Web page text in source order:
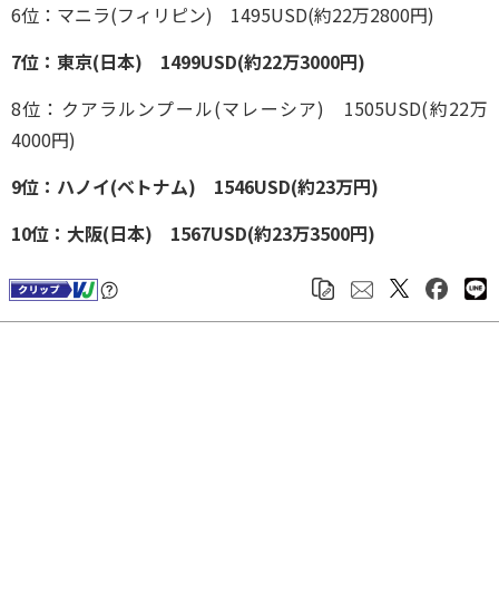
6位：マニラ(フィリピン) 1495USD(約22万2800円)
7位：東京(日本) 1499USD(約22万3000円)
8位：クアラルンプール(マレーシア) 1505USD(約22万
4000円)
9位：ハノイ(ベトナム) 1546USD(約23万円)
10位：大阪(日本) 1567USD(約23万3500円)